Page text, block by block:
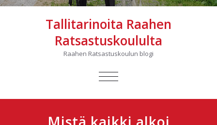
Tallitarinoita Raahen
Ratsastuskoululta
Raahen Ratsastuskoulun blogi
AVAA/SULJE